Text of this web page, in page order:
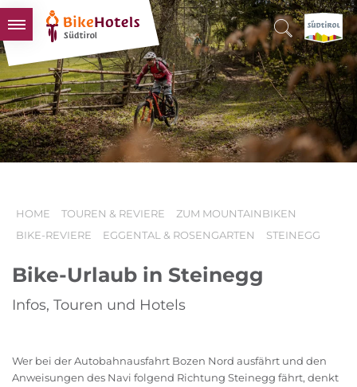
BIKEHOTELS
HOTELS & PAKETE
TOUREN & REVIERE
SÜDTIROL & WIR
HOME TOUREN & REVIERE
ZUM MOUNTAINBIKEN
BIKE-REVIERE
EGGENTAL & ROSENGARTEN STEINEGG
Bike-Urlaub in Steinegg
Infos, Touren und Hotels
Wer bei der Autobahnausfahrt Bozen Nord ausfährt und den
Anweisungen des Navi folgend Richtung Steinegg fährt, denkt